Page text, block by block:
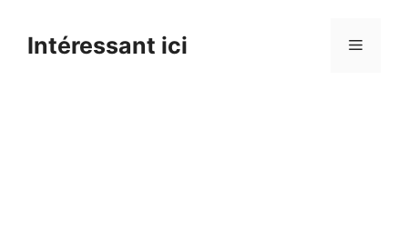
contentIntéressant ici Menu